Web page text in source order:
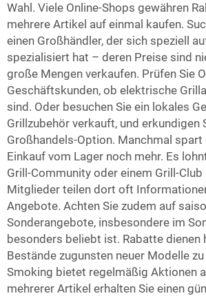
Wahl. Viele Online-Shops gewähren
mehrere Artikel auf einmal kaufen.
einen Großhändler, der sich speziell
spezialisiert hat – deren Preise sind
große Mengen verkaufen. Prüfen Sie
Geschäftskunden, ob elektrische
sind. Oder besuchen Sie ein lokales
Grillzubehör verkauft, und erkundigen
Großhandels-Option. Manchmal
Einkauf vom Lager noch mehr. Es
Grill-Community oder einem Grill-
Mitglieder teilen dort oft
Angebote. Achten Sie zudem auf
Sonderangebote, insbesondere im
besonders beliebt ist. Rabatte dienen
Bestände zugunsten neuer Modelle
Smoking bietet regelmäßig Aktionen
mehrerer Artikel erhalten Sie einen